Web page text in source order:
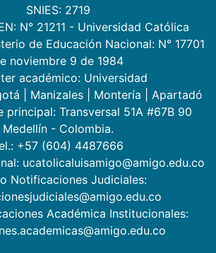
SNIES: 2719
N° 21211 - Universidad Católica
de Educación Nacional: N° 17701
noviembre 9 de 1984
académico: Universidad
Manizales Montería
Apartadó
principal: Transversal 51A #67B 90
Medellín - Colombia.
+57 (604) 4487666
ucatolicaluisamigo@amigo.edu.co
Notificaciones Judiciales:
Académica Institucionales: